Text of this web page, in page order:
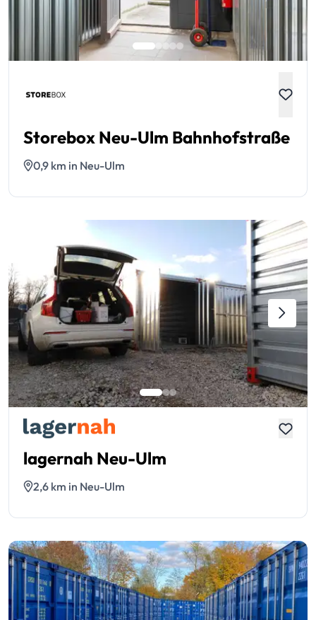
Storebox Neu-Ulm Bahnhofstraße
0,9 km in Neu-Ulm
lagernah Neu-Ulm
2,6 km in Neu-Ulm